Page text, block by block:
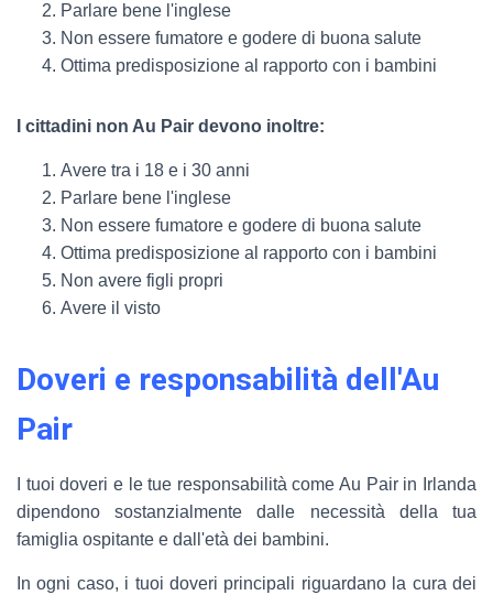
Parlare bene l'inglese
Non essere fumatore e godere di buona salute
Ottima predisposizione al rapporto con i bambini
I cittadini non Au Pair devono inoltre:
Avere tra i 18 e i 30 anni
Parlare bene l'inglese
Non essere fumatore e godere di buona salute
Ottima predisposizione al rapporto con i bambini
Non avere figli propri
Avere il visto
Doveri e responsabilità dell'Au
Pair
I tuoi doveri e le tue responsabilità come Au Pair in Irlanda
dipendono sostanzialmente dalle necessità della tua
famiglia ospitante e dall'età dei bambini.
In ogni caso, i tuoi doveri principali riguardano la cura dei